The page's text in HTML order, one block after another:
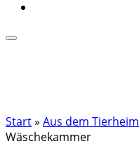
Start» Aus dem Tierheim
Wäschekammer